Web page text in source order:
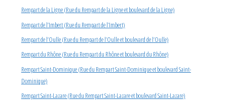
Rempart de la Ligne (Rue du Rempart de la Ligne et boulevard de la Ligne)
Rempart de l’Imbert (Rue du Rempart de l’Imbert)
Rempart de l’Oulle (Rue du Rempart de l’Oulle et boulevard de l’Oulle)
Rempart du Rhône (Rue du Rempart du Rhône et boulevard du Rhône)
Rempart Saint-Dominique (Rue du Rempart Saint-Dominique et boulevard Saint-
Dominique)
Rempart Saint-Lazare (Rue du Rempart Saint-Lazare et boulevard Saint-Lazare)